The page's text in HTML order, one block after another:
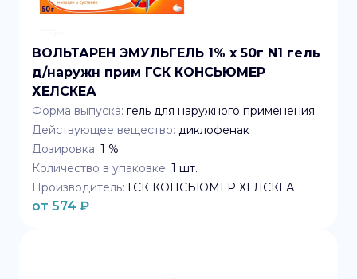
ВОЛЬТАРЕН ЭМУЛЬГЕЛЬ 1% x 50г N1 гель
д/наружн прим ГСК КОНСЬЮМЕР
ХЕЛСКЕА
Форма выпуска: гель для наружного применения
Действующее вещество: диклофенак
Дозировка: 1 %
Количество в упаковке: 1 шт.
Производитель: ГСК КОНСЬЮМЕР ХЕЛСКЕА
от 574 ₽